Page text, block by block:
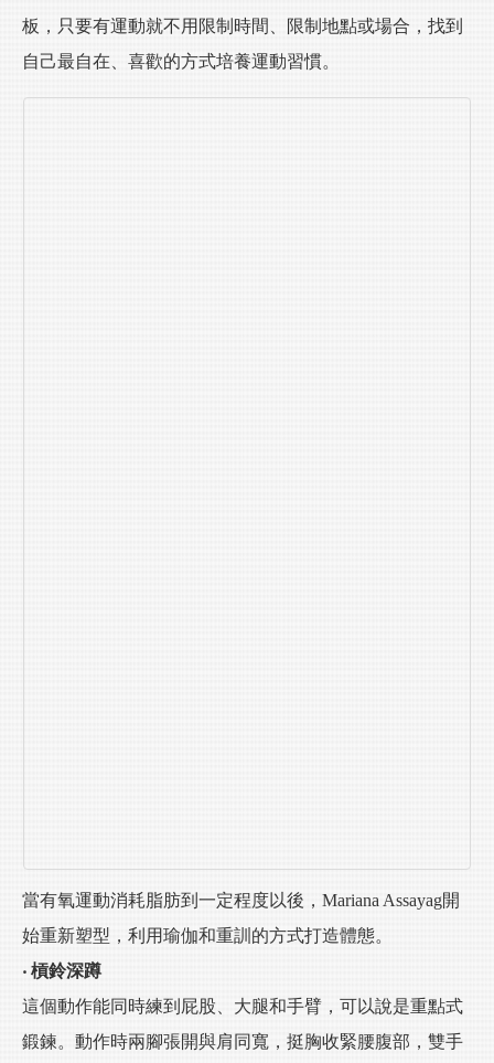
板，只要有運動就不用限制時間、限制地點或場合，找到
自己最自在、喜歡的方式培養運動習慣。
當有氧運動消耗脂肪到一定程度以後，Mariana Assayag開
始重新塑型，利用瑜伽和重訓的方式打造體態。
‧ 槓鈴深蹲
這個動作能同時練到屁股、大腿和手臂，可以說是重點式
鍛鍊。動作時兩腳張開與肩同寬，挺胸收緊腰腹部，雙手